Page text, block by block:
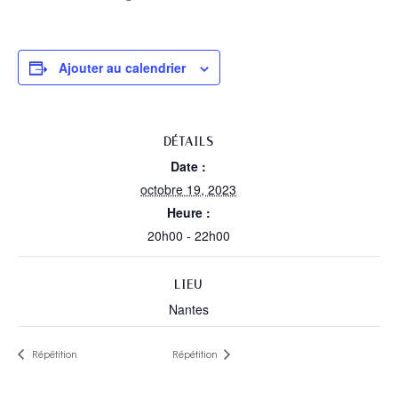
Ajouter au calendrier
DÉTAILS
Date :
octobre 19, 2023
Heure :
20h00 - 22h00
LIEU
Nantes
Répétition Répétition